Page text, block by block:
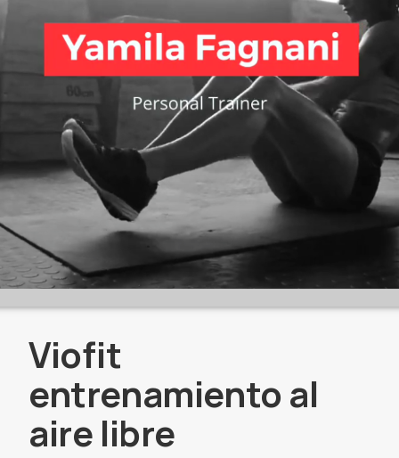
Viofit
entrenamiento al
aire libre